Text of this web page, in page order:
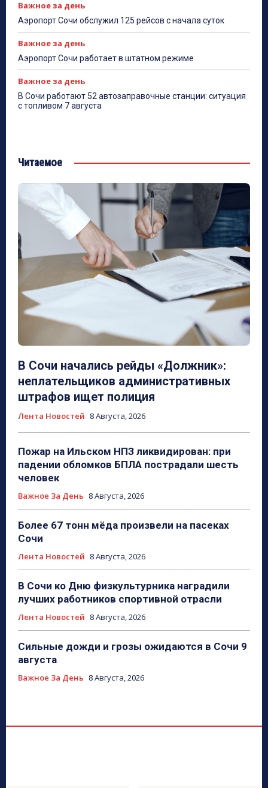
Важное за день
Аэропорт Сочи обслужил 125 рейсов с начала суток
Важное за день
Аэропорт Сочи работает в штатном режиме
Важное за день
В Сочи работают 52 автозаправочные станции: ситуация
с топливом 7 августа
Читаемое
В Сочи начались рейды «Должник»:
неплательщиков административных
штрафов ищет полиция
Лента Новостей 8 Августа, 2026
Пожар на Ильском НПЗ ликвидирован: при
падении обломков БПЛА пострадали шесть
человек
Важное За День 8 Августа, 2026
Более 67 тонн мёда произвели на пасеках
Сочи
Лента Новостей 8 Августа, 2026
В Сочи ко Дню физкультурника наградили
лучших работников спортивной отрасли
Лента Новостей 8 Августа, 2026
Сильные дожди и грозы ожидаются в Сочи 9
августа
Важное За День 8 Августа, 2026